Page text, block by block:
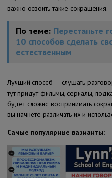
важно освоить такие сокращения.
По теме: Перестаньте
10 способов сделать
естественным
Лучший способ — слушать
тут придут фильмы, сериалы,
будет сложно воспринимать
вы начнете различать их и
Самые популярные варианты: